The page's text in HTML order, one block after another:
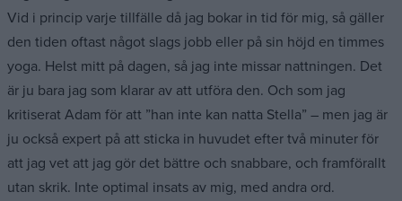
Vid i princip varje tillfälle då jag bokar in tid för mig, så gäller
den tiden oftast något slags jobb eller på sin höjd en timmes
yoga. Helst mitt på dagen, så jag inte missar nattningen. Det
är ju bara jag som klarar av att utföra den. Och som jag
kritiserat Adam för att ”han inte kan natta Stella” – men jag är
ju också expert på att sticka in huvudet efter två minuter för
att jag vet att jag gör det bättre och snabbare, och framförallt
utan skrik. Inte optimal insats av mig, med andra ord.